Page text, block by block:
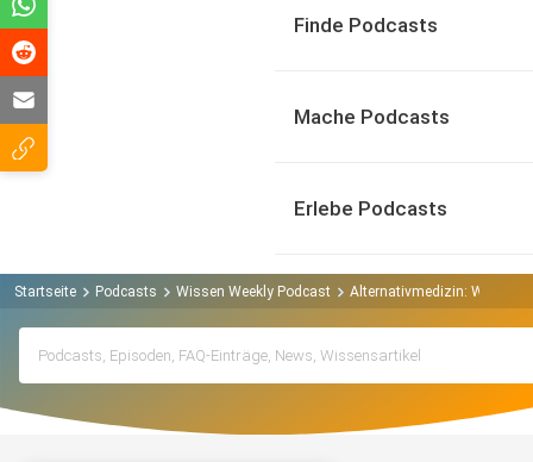
Finde Podcasts
Mache Podcasts
Erlebe Podcasts
Startseite Podcasts Wissen Weekly Podcast Alternativmedizin: Was